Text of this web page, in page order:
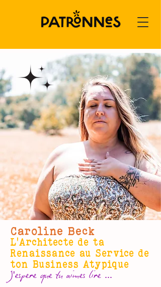
Caroline Beck
L'Architecte de ta
Renaissance au Service de
ton Business Atypique
J'espere que tu aimes lire ...